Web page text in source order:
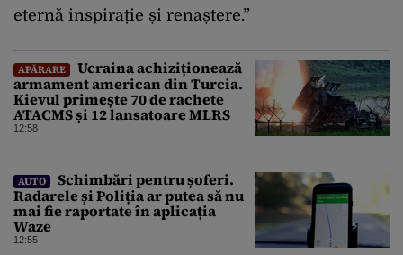
eternă inspirație și renaștere.”
APĂRARE
Ucraina achiziționează
armament american din Turcia.
Kievul primește 70 de rachete
ATACMS și 12 lansatoare MLRS
12:58
AUTO
Schimbări pentru șoferi.
Radarele și Poliția ar putea să nu
mai fie raportate în aplicația
Waze
12:55